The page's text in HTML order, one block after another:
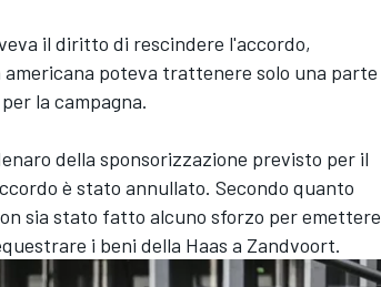
il diritto di rescindere l'accordo,
poteva trattenere solo una parte
la campagna.
della sponsorizzazione previsto per il
è stato annullato. Secondo quanto
sia stato fatto alcuno sforzo per emettere
i beni della Haas a Zandvoort.